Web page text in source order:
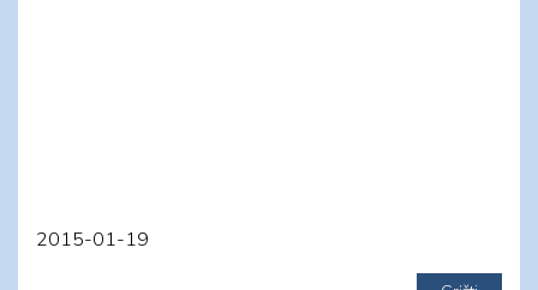
2015-01-19